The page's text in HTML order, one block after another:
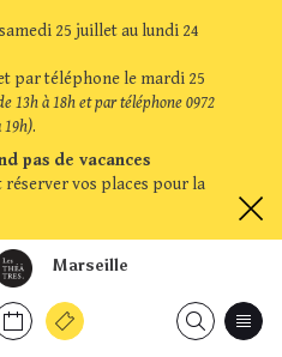
25 juillet au lundi 24
par téléphone le mardi 25
13h à 18h et par téléphone 0972
19h).
pas de vacances
vos places pour la
Marseille